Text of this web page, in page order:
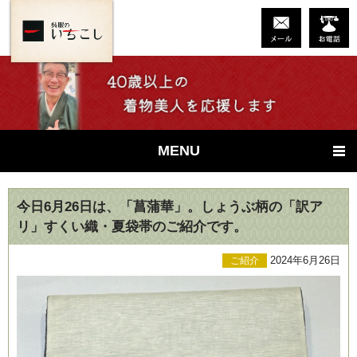
MENU
今日6月26日は、「菖蒲華」。しょうぶ柄の「訳ア
リ」すくい織・夏袋帯のご紹介です。
ご紹介 2024年6月26日